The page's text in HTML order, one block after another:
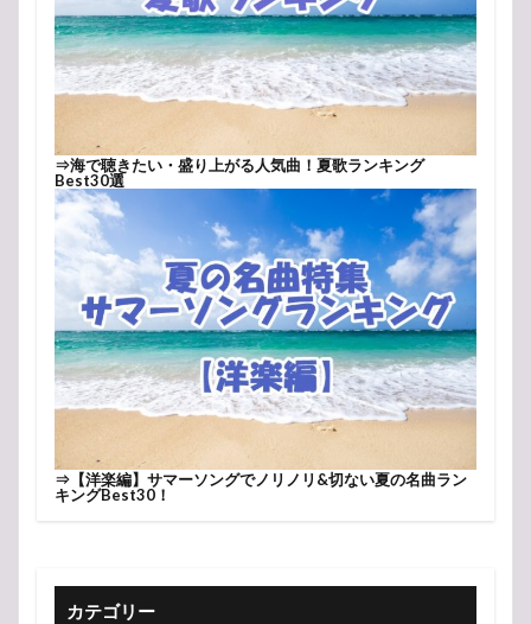
⇒海で聴きたい・盛り上がる人気曲！夏歌ランキング
Best30選
⇒ 【洋楽編】サマーソングでノリノリ&切ない夏の名曲ラン
キングBest30！
カテゴリー